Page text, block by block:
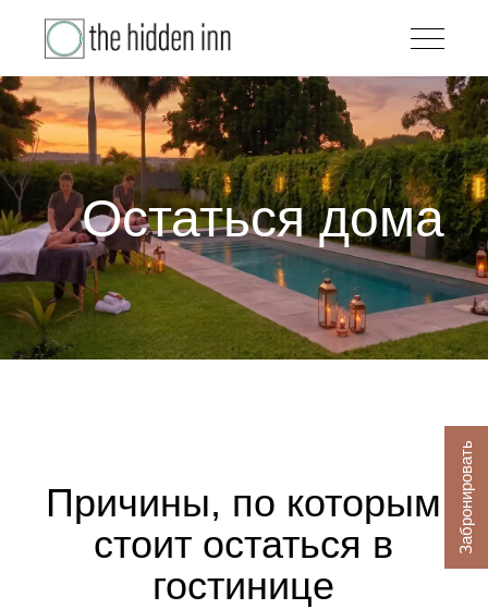
Остаться дома
Причины, по которым
стоит остаться в
гостинице
Забронировать